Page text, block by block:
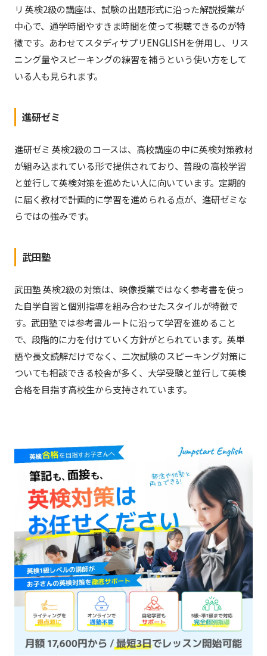
リ 英検2級の講座は、試験の出題形式に沿った解説授業が
中心で、通学時間やすきま時間を使って視聴できるのが特
徴です。あわせてスタディサプリENGLISHを併用し、リス
ニング量やスピーキングの練習を補うという使い方をして
いる人も見られます。
進研ゼミ
進研ゼミ 英検2級のコースは、高校講座の中に英検対策教材
が組み込まれている形で提供されており、普段の高校学習
と並行して英検対策を進めたい人に向いています。定期的
に届く教材で計画的に学習を進められる点が、進研ゼミな
らではの強みです。
武田塾
武田塾 英検2級の対策は、映像授業ではなく参考書を使っ
た自学自習と個別指導を組み合わせたスタイルが特徴で
す。武田塾では参考書ルートに沿って学習を進めること
で、段階的に力を付けていく方針がとられています。英単
語や長文読解だけでなく、二次試験のスピーキング対策に
ついても相談できる校舎が多く、大学受験と並行して英検
合格を目指す高校生から支持されています。